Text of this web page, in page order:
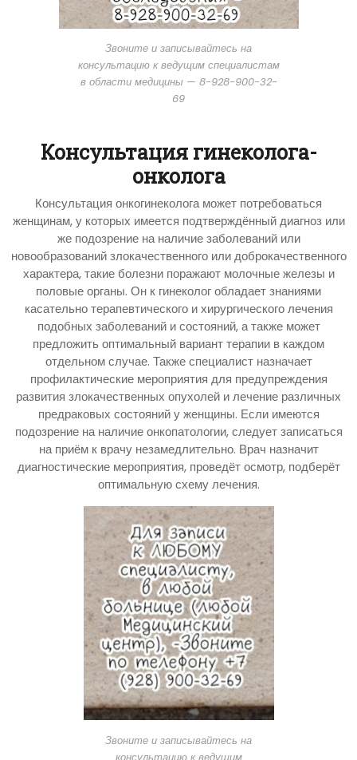
Звоните и записывайтесь на
консультацию к ведущим специалистам
в области медицины — 8-928-900-32-
69
Консультация гинеколога-
онколога
Консультация онкогинеколога может потребоваться
женщинам, у которых имеется подтверждённый диагноз или
же подозрение на наличие заболеваний или
новообразований злокачественного или доброкачественного
характера, такие болезни поражают молочные железы и
половые органы. Он к гинеколог обладает знаниями
касательно терапевтического и хирургического лечения
подобных заболеваний и состояний, а также может
предложить оптимальный вариант терапии в каждом
отдельном случае. Также специалист назначает
профилактические мероприятия для предупреждения
развития злокачественных опухолей и лечение различных
предраковых состояний у женщины. Если имеются
подозрение на наличие онкопатологии, следует записаться
на приём к врачу незамедлительно. Врач назначит
диагностические мероприятия, проведёт осмотр, подберёт
оптимальную схему лечения.
Звоните и записывайтесь на